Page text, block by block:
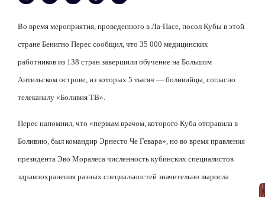
Во время мероприятия, проведенного в Ла-Пасе, посол Кубы в этой
стране Бенигно Перес сообщил, что 35 000 медицинских
работников из 138 стран завершили обучение на Большом
Антильском острове, из которых 5 тысяч — боливийцы, согласно
телеканалу «Боливия ТВ».
Перес напомнил, что «первым врачом, которого Куба отправила в
Боливию, был командир Эрнесто Че Гевара», но во время правления
президента Эво Моралеса численность кубинских специалистов
здравоохранения разных специальностей значительно выросла.